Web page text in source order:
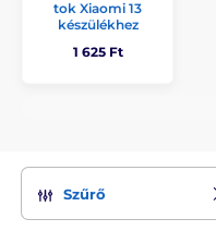
tok Xiaomi 13
készülékhez
1 625 Ft
Szűrő